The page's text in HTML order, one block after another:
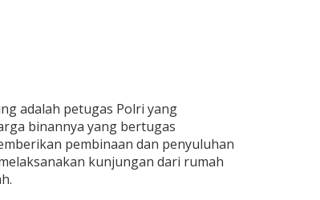
adalah petugas Polri yang
binannya yang bertugas
pembinaan dan penyuluhan
kunjungan dari rumah